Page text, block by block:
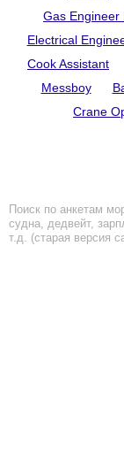
Gas
Electrical
Cook Assistant
Messboy
Crane
Поиск по анкетам
судна, дедвейт,
т.д. (старая версия